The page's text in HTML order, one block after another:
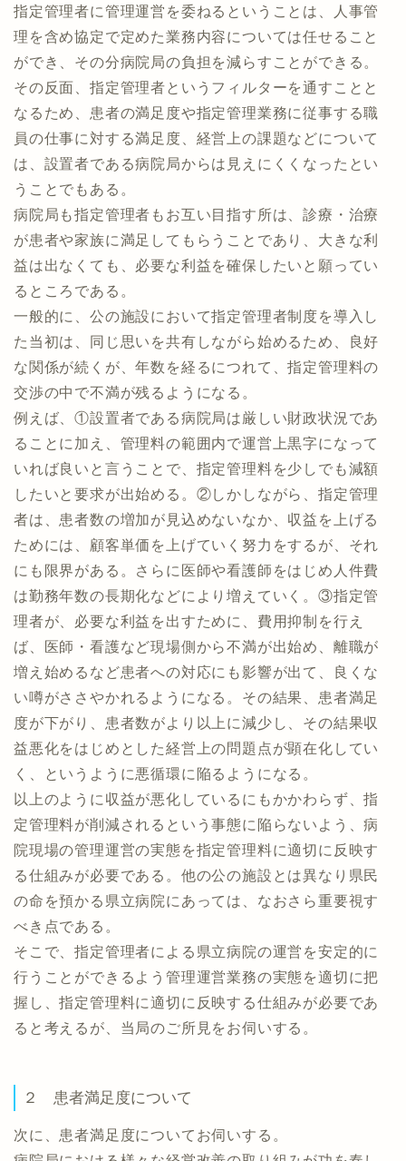
指定管理者に管理運営を委ねるということは、人事管
理を含め協定で定めた業務内容については任せること
ができ、その分病院局の負担を減らすことができる。
その反面、指定管理者というフィルターを通すことと
なるため、患者の満足度や指定管理業務に従事する職
員の仕事に対する満足度、経営上の課題などについて
は、設置者である病院局からは見えにくくなったとい
うことでもある。
病院局も指定管理者もお互い目指す所は、診療・治療
が患者や家族に満足してもらうことであり、大きな利
益は出なくても、必要な利益を確保したいと願ってい
るところである。
一般的に、公の施設において指定管理者制度を導入し
た当初は、同じ思いを共有しながら始めるため、良好
な関係が続くが、年数を経るにつれて、指定管理料の
交渉の中で不満が残るようになる。
例えば、①設置者である病院局は厳しい財政状況であ
ることに加え、管理料の範囲内で運営上黒字になって
いれば良いと言うことで、指定管理料を少しでも減額
したいと要求が出始める。②しかしながら、指定管理
者は、患者数の増加が見込めないなか、収益を上げる
ためには、顧客単価を上げていく努力をするが、それ
にも限界がある。さらに医師や看護師をはじめ人件費
は勤務年数の長期化などにより増えていく。③指定管
理者が、必要な利益を出すために、費用抑制を行え
ば、医師・看護など現場側から不満が出始め、離職が
増え始めるなど患者への対応にも影響が出て、良くな
い噂がささやかれるようになる。その結果、患者満足
度が下がり、患者数がより以上に減少し、その結果収
益悪化をはじめとした経営上の問題点が顕在化してい
く、というように悪循環に陥るようになる。
以上のように収益が悪化しているにもかかわらず、指
定管理料が削減されるという事態に陥らないよう、病
院現場の管理運営の実態を指定管理料に適切に反映す
る仕組みが必要である。他の公の施設とは異なり県民
の命を預かる県立病院にあっては、なおさら重要視す
べき点である。
そこで、指定管理者による県立病院の運営を安定的に
行うことができるよう管理運営業務の実態を適切に把
握し、指定管理料に適切に反映する仕組みが必要であ
ると考えるが、当局のご所見をお伺いする。
２ 患者満足度について
次に、患者満足度についてお伺いする。